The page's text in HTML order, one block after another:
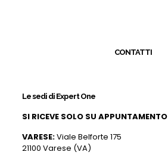
CONTATTI
Le sedi di Expert One
SI RICEVE SOLO SU APPUNTAMENTO
VARESE:Viale Belforte 175
21100 Varese (VA)